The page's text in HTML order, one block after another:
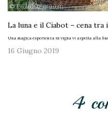
La luna e il Ciabot – cena
Una magica esperienza in vigna vi aspetta alla
16 Giugno 2019
4